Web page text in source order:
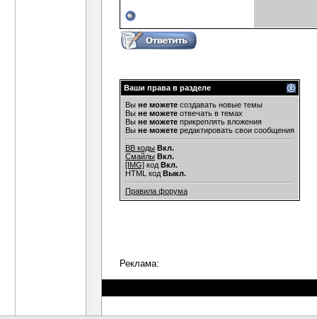
Ваши права в разделе
Вы не можете создавать новые темы
Вы не можете отвечать в темах
Вы не можете прикреплять вложения
Вы не можете редактировать свои сообщения
BB коды Вкл.
Смайлы Вкл.
[IMG] код Вкл.
HTML код Выкл.
Правила форума
Реклама: